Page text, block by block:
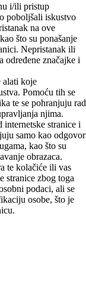
i/ili pristup
poboljšali iskustvo
na ove
što su ponašanje
Nepristanak ili
određene značajke i
alati koje
Pomoću tih se
te se pohranjuju
njima.
stranice i
samo kao odgovor
kao što su
obrazaca.
te kolačiće ili vas
stranice zbog toga
podaci, ali se
osobe, što je